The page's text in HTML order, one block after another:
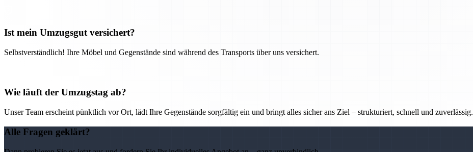
Ist mein Umzugsgut versichert?
Selbstverständlich! Ihre Möbel und Gegenstände sind während des Transports über uns versichert.
Wie läuft der Umzugstag ab?
Unser Team erscheint pünktlich vor Ort, lädt Ihre Gegenstände sorgfältig ein und bringt alles sicher ans Ziel – strukturiert, schnell und zuverlässig.
Alle Fragen geklärt?